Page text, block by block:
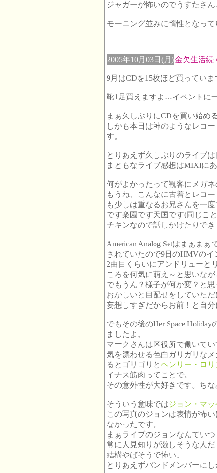
ジャガーが怖いのでうすたさ
モーニング並みに惰性となっ
2005年10月03日(月)金欠生活続
9月はCDを15枚ほど買ってい
靴1足買えますよ…イベントに
まぁ久しぶりにCDを買い始め
しかも本日は神のようなレコ
す。
とりあえず久しぶりのライブ
まともなライブ感想はMIXIに
何がよかったって観客にメガ
もうね、こんなに古着とレコ
も少しは重なるお兄さんを一
です楽園です天国です(同じこ
チキンなので話しかけたりで
American Analog Setはまぁま
されていたので9日のHMVの
2曲目くらいにアンドリューと
ころを何気に萌え～と思いな
でもうん？様子が何か変？と
おかしいと目配せをしていただ
妄想しすぎだからお前！と自
でもその後のHer Space
ましたよ。
マークさんは区役所で働いて
気を漂わせる色白ガリガリな
るとゴリゴリとヘンリー・ロリ
イナス筋肉ってことで。
その意外性が大好きです。ちな
そういう意味ではジョン・マ
この写真のジョンは表情が怖
なかったです。
まぁライブのジョンなんてい
常に人見知りが激しそうな人
結構やばそうで怖い。
とりあえずバンドメンバーに